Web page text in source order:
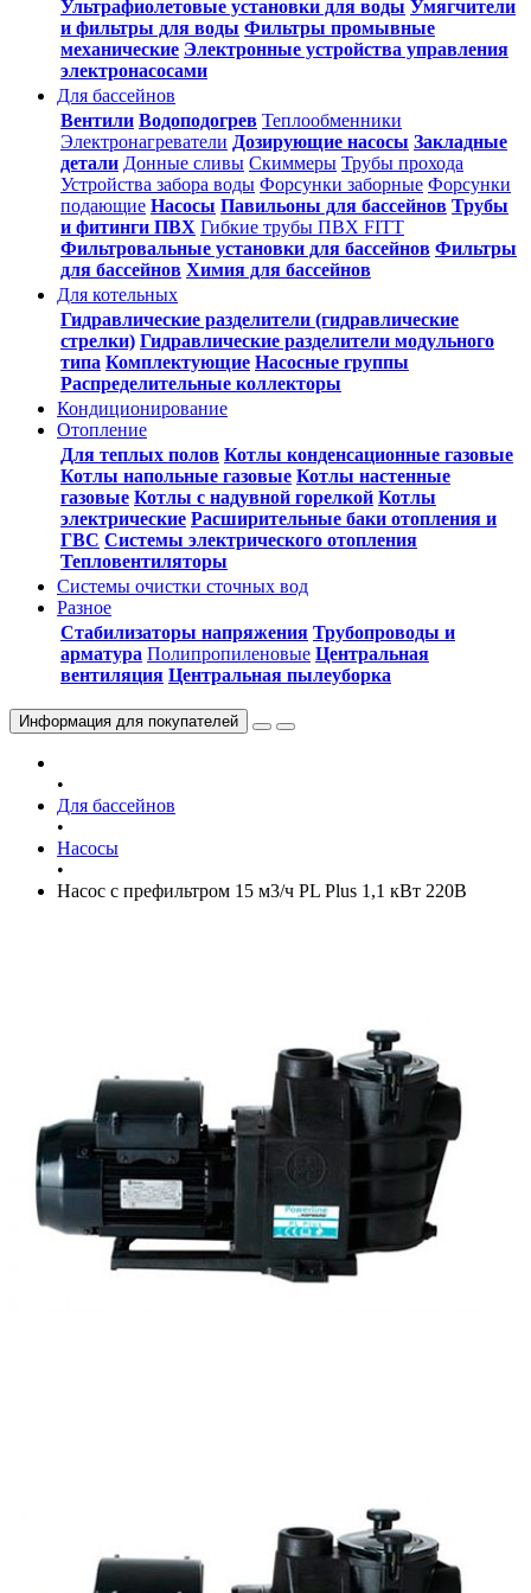
Ультрафиолетовые установки для воды Умягчители
и фильтры для воды Фильтры промывные
механические Электронные устройства управления
электронасосами
Для бассейнов
Вентили Водоподогрев Теплообменники
Электронагреватели Дозирующие насосы Закладные
детали Донные сливы Скиммеры Трубы прохода
Устройства забора воды Форсунки заборные Форсунки
подающие Насосы Павильоны для бассейнов Трубы
и фитинги ПВХ Гибкие трубы ПВХ FITT
Фильтровальные установки для бассейнов Фильтры
для бассейнов Химия для бассейнов
Для котельных
Гидравлические разделители (гидравлические
стрелки) Гидравлические разделители модульного
типа Комплектующие Насосные группы
Распределительные коллекторы
Кондиционирование
Отопление
Для теплых полов Котлы конденсационные газовые
Котлы напольные газовые Котлы настенные
газовые Котлы с надувной горелкой Котлы
электрические Расширительные баки отопления и
ГВС Системы электрического отопления
Тепловентиляторы
Системы очистки сточных вод
Разное
Стабилизаторы напряжения Трубопроводы и
арматура Полипропиленовые Центральная
вентиляция Центральная пылеуборка
Информация для покупателей
•
Для бассейнов
•
Насосы
•
Насос c префильтром 15 м3/ч PL Plus 1,1 кВт 220В